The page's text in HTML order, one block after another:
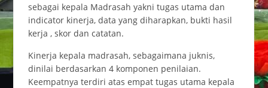
sebagai kepala Madrasah yakni tugas utama dan
indicator kinerja, data yang diharapkan, bukti hasil
kerja , skor dan catatan.
Kinerja kepala madrasah, sebagaimana juknis,
dinilai berdasarkan 4 komponen penilaian.
Keempatnya terdiri atas empat tugas utama kepala